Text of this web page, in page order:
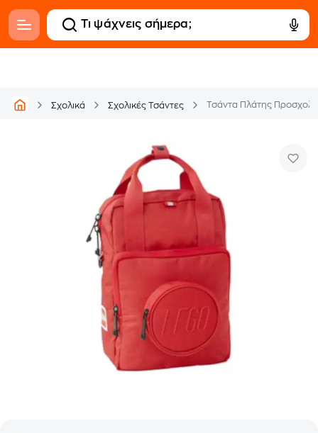
Σχολικά Σχολικές Τσάντες Τσάντα Πλάτης